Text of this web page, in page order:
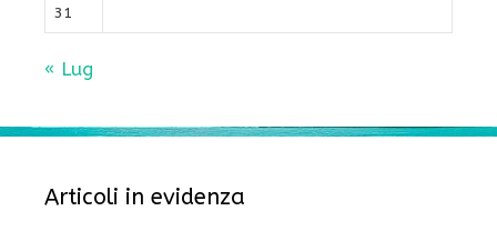
31
« Lug
Articoli in evidenza